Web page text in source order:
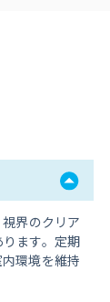
界のクリア
ます。定期
環境を維持